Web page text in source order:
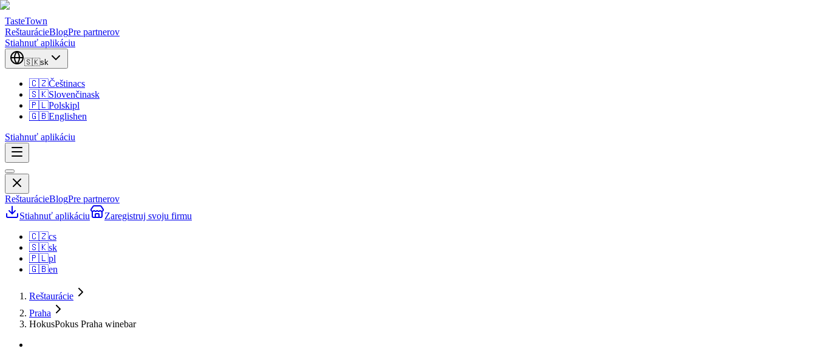
TasteTown
ReštaurácieBlogPre partnerov
Stiahnuť aplikáciu
🇸🇰sk
🇨🇿Češtinacs
🇸🇰Slovenčinask
🇵🇱Polskipl
🇬🇧Englishen
Stiahnuť aplikáciu
ReštaurácieBlogPre partnerov
Stiahnuť aplikáciu
Zaregistruj svoju firmu
🇨🇿cs
🇸🇰sk
🇵🇱pl
🇬🇧en
Reštaurácie
Praha
HokusPokus Praha winebar